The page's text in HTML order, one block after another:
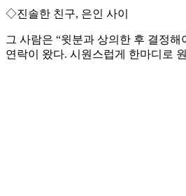
◇진솔한 친구, 은인 사이
그 사람은 “윗분과 상의한 후 결정
연락이 왔다. 시원스럽게 한마디로